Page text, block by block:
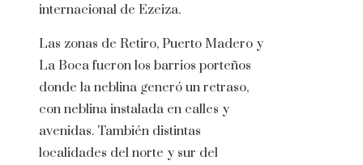
internacional de Ezeiza.
Las zonas de Retiro, Puerto Madero y
La Boca fueron los barrios porteños
donde la neblina generó un retraso,
con neblina instalada en calles y
avenidas. También distintas
localidades del norte y sur del